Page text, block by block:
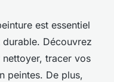
:
préparer
est essentiel
Découvrez
tracer vos
peintes. De plus,